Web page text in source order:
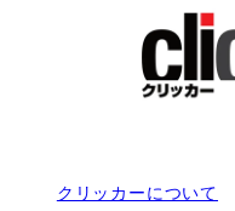
クリッカーについて